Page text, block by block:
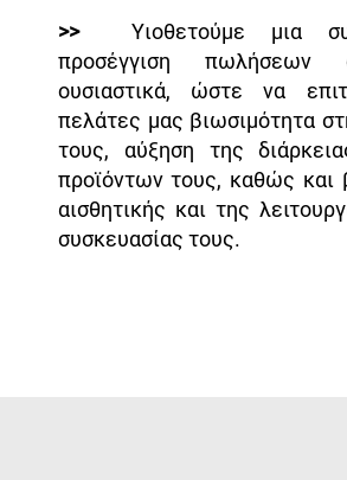
>>
Υιοθετούμε μια
προσέγγιση πωλήσεων
ουσιαστικά, ώστε να
πελάτες μας βιωσιμότητα
τους, αύξηση της
προϊόντων τους, καθώς και
αισθητικής και της
συσκευασίας τους.